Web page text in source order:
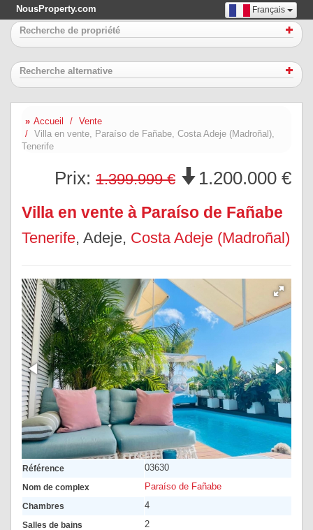
NousProperty.com Français
Recherche de propriété
Recherche alternative
Accueil
Vente
Villa en vente, Paraíso de Fañabe, Costa Adeje (Madroñal),
Tenerife
Prix: 1.399.999 € 1.200.000 €
Villa en vente à Paraíso de Fañabe
Tenerife, Adeje, Costa Adeje (Madroñal)
Référence 03630
Nom de complex Paraíso de Fañabe
Chambres 4
Salles de bains 2